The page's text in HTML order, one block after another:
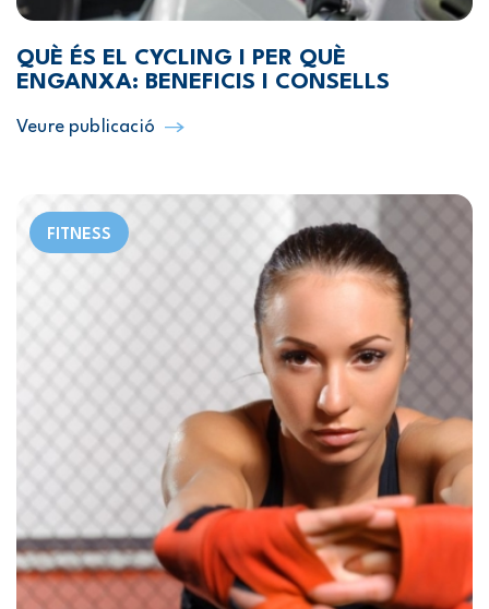
QUÈ ÉS EL CYCLING I PER QUÈ
ENGANXA: BENEFICIS I CONSELLS
Veure publicació
FITNESS